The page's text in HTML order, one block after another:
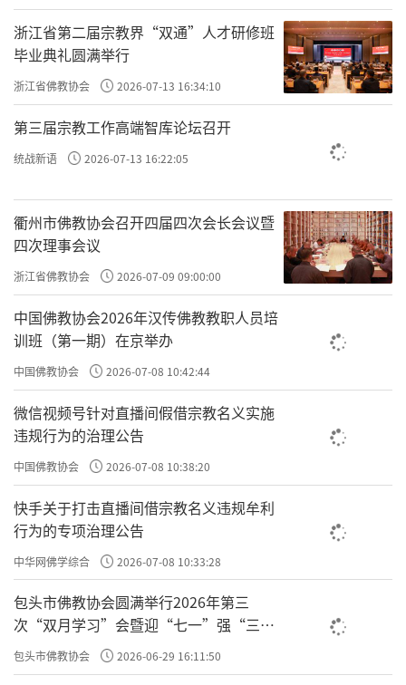
系列课程做功课是最简单的。格物致知就那点儿
东西：觉身体、觉思想、觉情绪、觉真相；知行合一
来越能知行合一 ； 最难的是心外无物、心即理也、一
心三藏、三轮体空，也就是一乘法，这个只能熏修，
灌顶就像种种子
。灌顶不神奇，我们现在就在灌
顶，就是给你种种子，种阿赖耶什里关于真相的种
了，只要种下去的，经过你的耳，入了你的心，它全
在阿赖耶什里了，这个种子越种越多。你回家了，你
中，几何级数的裂变，就像一个种子种下去，明天2
个、后天4个、再后天16个，然后再16的平方、16平方
的平方……最后，一颗种子就是一片森林。你种的慧
变。所以看着是三天，其实是你一生一世。
袁了凡讲此心未忘，就是你没有做到三轮体空，
你一直在说我的，我的希望小学、我的布施、我的救
助对象。黄金万镒，福不满也。 镒是重量单位，就是
两，1镒是20两（还有一种说法是24两）,就是几千斤
浙江省第二届宗教界“双通”人才研修班
毕业典礼圆满举行
浙江省佛教协会 2026-07-13 16:34:10
第三届宗教工作高端智库论坛召开
统战新语 2026-07-13 16:22:05
衢州市佛教协会召开四届四次会长会议暨
四次理事会议
浙江省佛教协会 2026-07-09 09:00:00
中国佛教协会2026年汉传佛教教职人员培
训班（第一期）在京举办
中国佛教协会 2026-07-08 10:42:44
微信视频号针对直播间假借宗教名义实施
违规行为的治理公告
中国佛教协会 2026-07-08 10:38:20
快手关于打击直播间借宗教名义违规牟利
行为的专项治理公告
中华网佛学综合 2026-07-08 10:33:28
包头市佛教协会圆满举行2026年第三
次“双月学习”会暨迎“七一”强“三
爱”主题书画笔会
包头市佛教协会 2026-06-29 16:11:50